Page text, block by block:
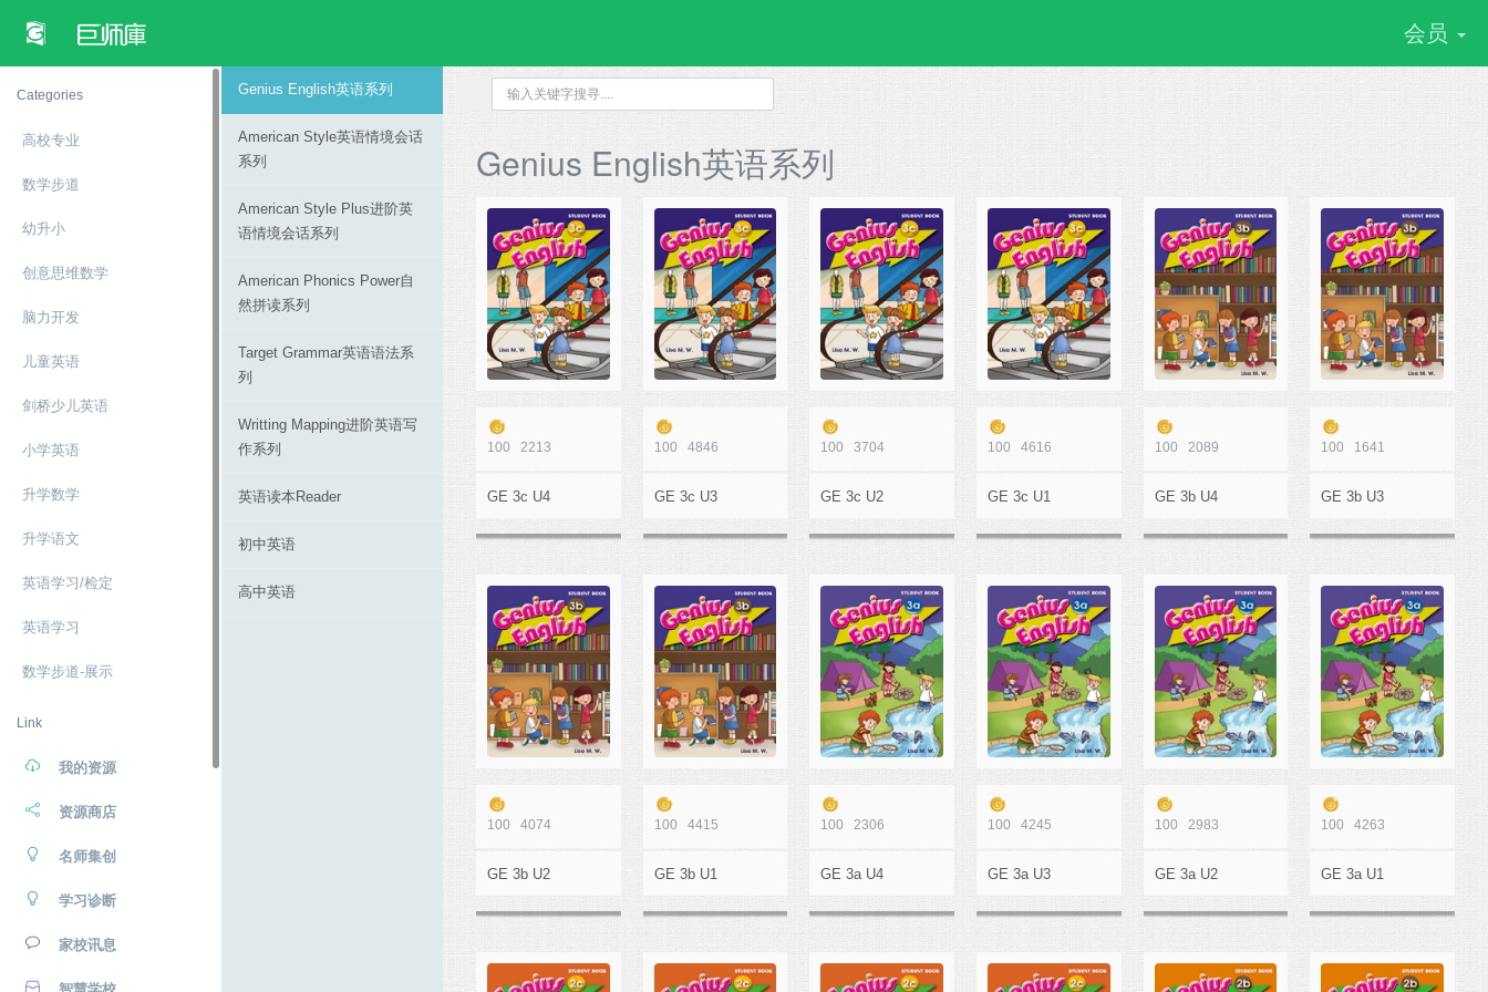
会员
Categories
高校专​​业
数学步道
幼升小
创意思维数学
脑力开发
儿童英语
剑桥少儿英语
小学英语
升学数学
升学语文
英语学习/检定
英语学习
数学步道-展示
Link
我的资源
资源商店
名师集创
学习诊断
家校讯息
Genius English英语系列
American Style英语情境会话
系列
American Style Plus进阶英
语情境会话系列
American Phonics Power自
然拼读系列
Target Grammar英语语法系
列
Writting Mapping进阶英语写
作系列
英语读本Reader
初中英语
高中英语
Genius English英语系列
100 2213
GE 3c U4
100 4846
GE 3c U3
100 3704
GE 3c U2
100 4616
GE 3c U1
100 2089
GE 3b U4
100 1641
GE 3b U3
100 4074
GE 3b U2
100 4415
GE 3b U1
100 2306
GE 3a U4
100 4245
GE 3a U3
100 2983
GE 3a U2
100 4263
GE 3a U1